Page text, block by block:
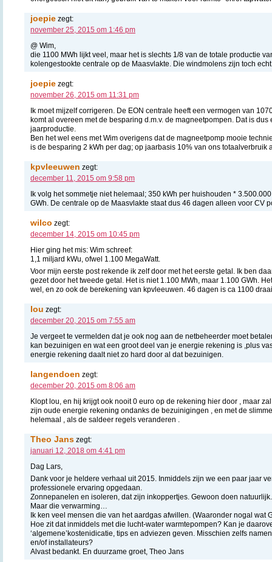
joepie zegt:
november 25, 2015 om 1:46 pm
@ Wim,
die 1100 MWh lijkt veel, maar het is slechts 1/8 van de totale productie
kolengestookte centrale op de Maasvlakte. Die windmolens zijn toch
joepie zegt:
november 26, 2015 om 11:31 pm
Ik moet mijzelf corrigeren. De EON centrale heeft een vermogen van
komt al overeen met de besparing d.m.v. de magneetpompen. Dat is
jaarproductie.
Ben het wel eens met Wim overigens dat de magneetpomp mooie
is de besparing 2 kWh per dag; op jaarbasis 10% van ons totaalverbruik
kpvleeuwen zegt:
december 11, 2015 om 9:58 pm
Ik volg het sommetje niet helemaal; 350 kWh per huishouden *
GWh. De centrale op de Maasvlakte staat dus 46 dagen alleen voor CV
wilco zegt:
december 14, 2015 om 10:45 pm
Hier ging het mis: Wim schreef:
1,1 miljard kWu, ofwel 1.100 MegaWatt.
Voor mijn eerste post rekende ik zelf door met het eerste getal. Ik ben
gezet door het tweede getal. Het is niet 1.100 MWh, maar 1.100 GWh.
wel, en zo ook de berekening van kpvleeuwen. 46 dagen is ca 1100
lou zegt:
december 20, 2015 om 7:55 am
Je vergeet te vermelden dat je ook nog aan de netbeheerder moet
kan bezuinigen en wat een groot deel van je energie rekening is ,plus
energie rekening daalt niet zo hard door al dat bezuinigen.
langendoen zegt:
december 20, 2015 om 8:06 am
Klopt lou, en hij krijgt ook nooit 0 euro op de rekening hier door , maar
zijn oude energie rekening ondanks de bezuinigingen , en met de
helemaal , als de saldeer regels veranderen .
Theo Jans zegt:
januari 12, 2018 om 4:41 pm
Dag Lars,
Dank voor je heldere verhaal uit 2015. Inmiddels zijn we een paar jaar
professionele ervaring opgedaan.
Zonnepanelen en isoleren, dat zijn inkoppertjes. Gewoon doen natuurlijk.
Maar die verwarming…
Ik ken veel mensen die van het aardgas afwillen. (Waaronder nogal wat
Hoe zit dat inmiddels met die lucht-water warmtepompen? Kan je
‘algemene’kostenidicatie, tips en adviezen geven. Misschien zelfs
en/of installateurs?
Alvast bedankt. En duurzame groet, Theo Jans